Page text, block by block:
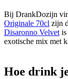
Bij DrankDozijn
Originale 70cl zijn
Disaronno Velvet is
exotische mix met
Hoe drink